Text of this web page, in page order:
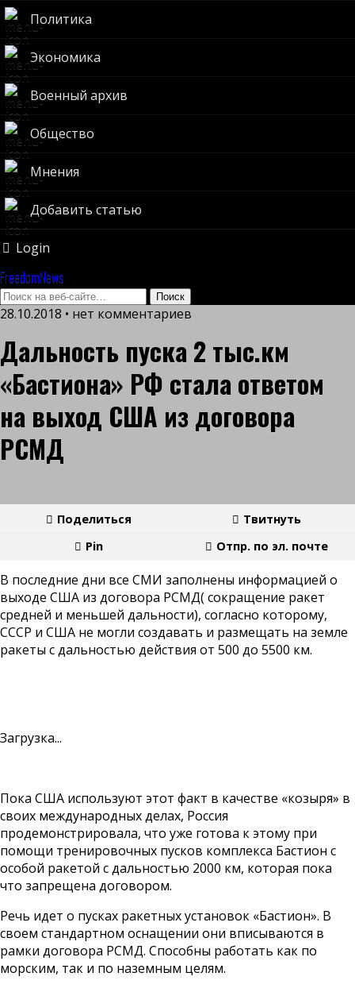
Политика
Экономика
Военный архив
Общество
Мнения
Добавить статью
Login
FreedomNews
28.10.2018 • нет комментариев
Дальность пуска 2 тыс.км
«Бастиона» РФ стала ответом
на выход США из договора
РСМД
Поделиться
Твитнуть
Pin
Отпр. по эл. почте
В последние дни все СМИ заполнены информацией о
выходе США из договора РСМД( сокращение ракет
средней и меньшей дальности), согласно которому,
СССР и США не могли создавать и размещать на земле
ракеты с дальностью действия от 500 до 5500 км.
Загрузка...
Пока США используют этот факт в качестве «козыря» в
своих международных делах, Россия
продемонстрировала, что уже готова к этому при
помощи тренировочных пусков комплекса Бастион с
особой ракетой с дальностью 2000 км, которая пока
что запрещена договором.
Речь идет о пусках ракетных установок «Бастион». В
своем стандартном оснащении они вписываются в
рамки договора РСМД. Способны работать как по
морским, так и по наземным целям.